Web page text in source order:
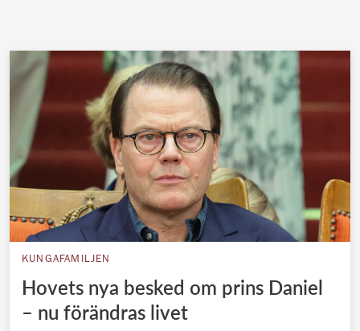
KUNGAFAMILJEN
Hovets nya besked om prins Daniel
– nu förändras livet